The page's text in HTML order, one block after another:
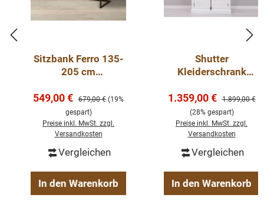
Sitzbank Ferro 135-
205 cm
Verkaufspreis:
549,00 € Regulärer Preis:
679,00 € (19%
gespart)
Preise inkl. MwSt. zzgl.
Versandkosten
Vergleichen
In den Warenkorb
Shutter
Kleiderschrank
2 Lamellentüren,
109x210x40 cm
Verkaufspreis:
1.359,00 € Regulärer
1.899,00 €
(28% gespart)
Preise inkl. MwSt. zzgl.
Versandkosten
Vergleichen
In den Warenkorb